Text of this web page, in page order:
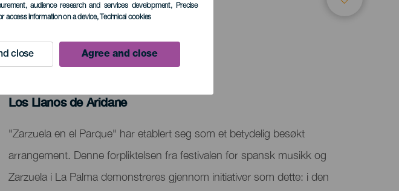
audience research and services development, Precise
access information on a device, Technical cookies
close Agree and close
TIDLIGERE AKTIVITET
Localidad
Los Llanos de Aridane
Descripción
del
evento
"Zarzuela en el Parque" har etablert seg som et betydelig besøkt
arrangement. Denne forpliktelsen fra festivalen for spansk musikk og
Zarzuela i La Palma demonstreres gjennom initiativer som dette: i den